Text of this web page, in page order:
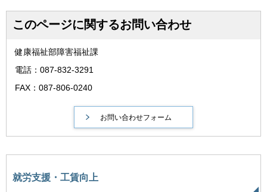
このページに関するお問い合わせ
健康福祉部障害福祉課
電話：087-832-3291
FAX：087-806-0240
就労支援・工賃向上